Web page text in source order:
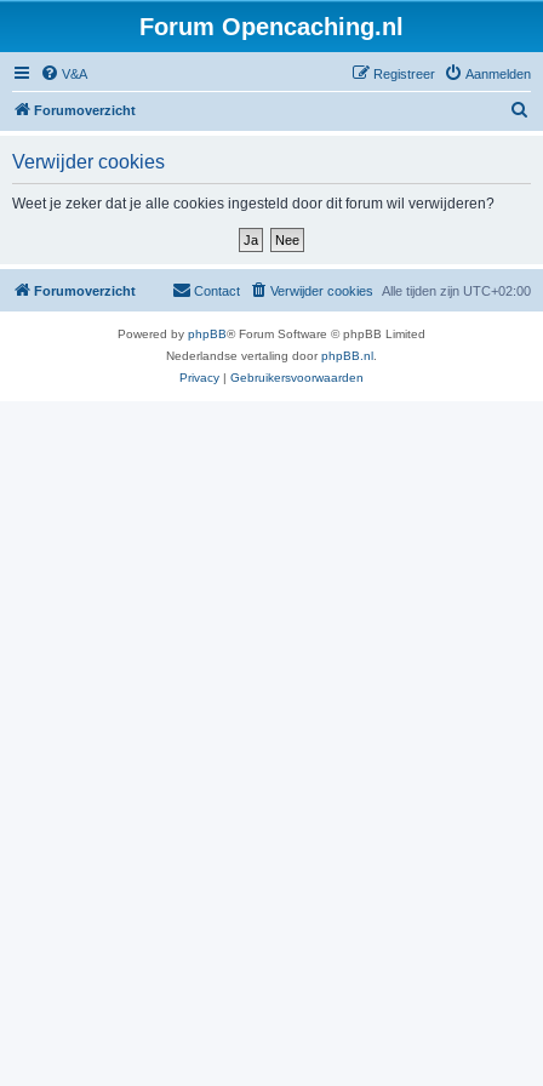
Forum Opencaching.nl
V&A Aanmelden
Registreer
Forumoverzicht
Verwijder cookies
Weet je zeker dat je alle cookies ingesteld door dit forum wil verwijderen?
Forumoverzicht Alle tijden zijn UTC+02:00
Verwijder cookies
Contact
Powered by phpBB® Forum Software © phpBB Limited
Nederlandse vertaling doorphpBB.nl
Privacy | Gebruikersvoorwaarden